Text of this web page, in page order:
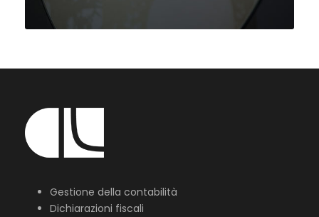
Gestione della contabilità
Dichiarazioni fiscali